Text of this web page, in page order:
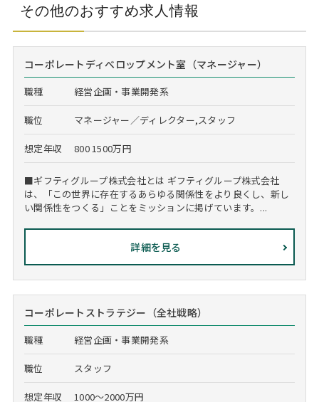
その他のおすすめ求人情報
コーポレートディべロップメント室（マネージャー）
職種 経営企画・事業開発系
職位 マネージャー／ディレクター,スタッフ
想定年収 800 1500万円
■ギフティグループ株式会社とは ギフティグループ株式会社
は、「この世界に存在するあらゆる関係性をより良くし、新し
い関係性をつくる」ことをミッションに掲げています。...
詳細を見る
コーポレートストラテジー（全社戦略）
職種 経営企画・事業開発系
職位 スタッフ
想定年収 1000～2000万円